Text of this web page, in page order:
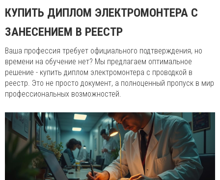
КУПИТЬ ДИПЛОМ ЭЛЕКТРОМОНТЕРА С
ЗАНЕСЕНИЕМ В РЕЕСТР
Ваша профессия требует официального подтверждения, но
времени на обучение нет? Мы предлагаем оптимальное
решение - купить диплом электромонтера с проводкой в
реестр. Это не просто документ, а полноценный пропуск в мир
профессиональных возможностей.